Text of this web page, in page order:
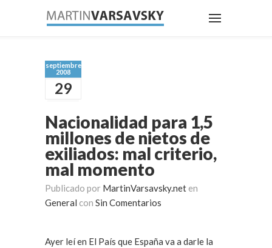
septiembre
2008
29
Nacionalidad para 1,5
millones de nietos de
exiliados: mal criterio,
mal momento
Publicado por MartinVarsavsky.net en
General con Sin Comentarios
Ayer leí en El País que España va a darle la